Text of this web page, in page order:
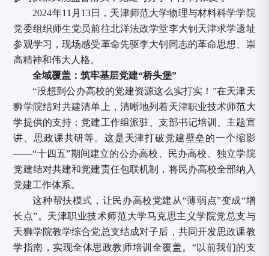
2024年11月13日，天津师范大学物理与材料科学学院
党委组织师生党员前往北洋法政学堂李大钊天津求学遗址
参观学习，现场感受革命先驱李大钊同志的革命思想、崇
高精神和伟大人格。
全域覆盖：筑牢基层党建“桥头堡”
“没想到公办高校的党建资源这么实打实！”在天津天
狮学院结对共建清单上，清晰地列着天津职业技术师范大
学提供的支持：党建工作组派驻、支部书记培训、主题宣
讲、思政课共研等。这是天津打破党建壁垒的一个缩影
——“十四五”期间建立的公办高校、民办高校、独立学院
党建结对共建和党建责任包联机制，将民办高校全部纳入
党建工作体系。
这种帮扶模式，让民办高校党建从“薄弱点”变成“增
长点”。天津职业技术师范大学马克思主义学院党总支与
天狮学院教学综合党总支结成对子后，共同开发思政课教
学指南，实现全体思政教师培训全覆盖。“以前我们的支